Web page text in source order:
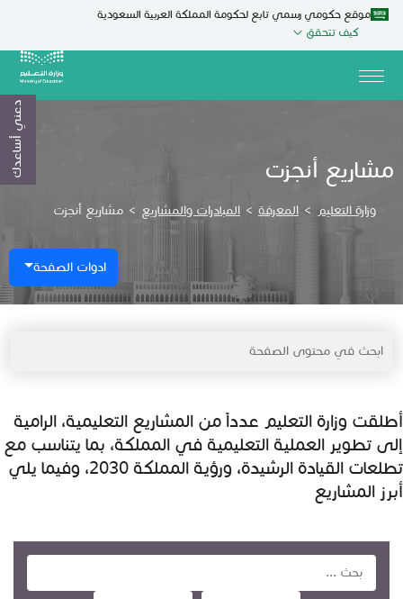
موقع حكومي رسمي تابع لحكومة المملكة العربية السعودية
كيف تتحقق
مشاريع أنجزت
وزارة التعليم > المعرفة > المبادرات والمشاريع > مشاريع أنجزت
ادوات الصفحة
​​أطلقت وزارة التعليم عدداً من المشاريع التعليمية، الرامية
إلى تطوير العملية التعليمية في المملكة، بما يتناسب مع
تطلعات القيادة الرشيدة، ورؤية المملكة 2030، وفيما يلي
أبرز المشاريع​​
دعني أساعدك